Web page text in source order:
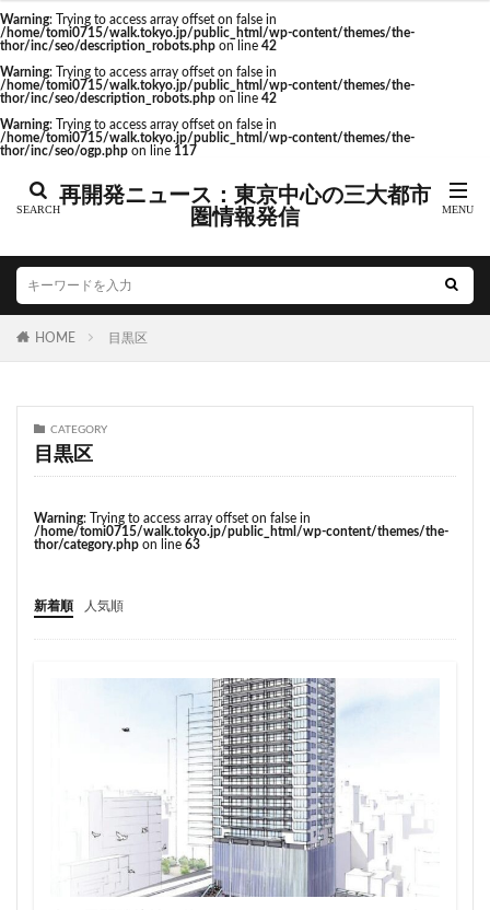
Warning: Trying to access array offset on false in
/home/tomi0715/walk.tokyo.jp/public_html/wp-content/themes/the-
thor/inc/seo/description_robots.php on line 42
Warning: Trying to access array offset on false in
/home/tomi0715/walk.tokyo.jp/public_html/wp-content/themes/the-
thor/inc/seo/description_robots.php on line 42
Warning: Trying to access array offset on false in
/home/tomi0715/walk.tokyo.jp/public_html/wp-content/themes/the-
thor/inc/seo/ogp.php on line 117
再開発ニュース：東京中心の三大都市
圏情報発信
HOME 目黒区
CATEGORY
目黒区
Warning: Trying to access array offset on false in
/home/tomi0715/walk.tokyo.jp/public_html/wp-content/themes/the-
thor/category.php on line 63
新着順 人気順
東京駅 再開発
タグ
Bunkamura CeeU Yokohama COIWA PARKs
JPタワー大阪 JR JR九州 JR南武線
KABUTO ONE
LVMH minamoa N700S OHGISHIMA2050
うめきた
お台場海浜公園
さいたま新都心 ささしまライブ そごう
アニメ アリーナ
アーバンネット名古屋ネクスタビル イオン
イオンモール取手 イコカ
イマーシブフォート東京 エクセレント ザ タワー
エスコンフィールド北海道 オフィス オフィスビル
カジノ ガード下 キャナルシティ博多
キャプテン翼 キャンパス クロス向ヶ丘遊園